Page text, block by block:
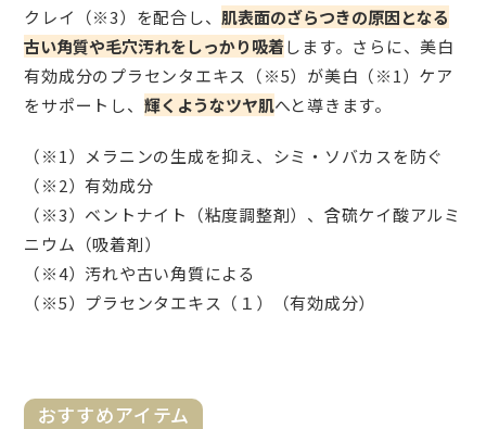
クレイ（※3）を配合し、 肌表面のざらつきの原因となる
古い角質や毛穴汚れをしっかり吸着します。さらに、美白
有効成分のプラセンタエキス（※5）が美白（※1）ケア
をサポートし、 輝くようなツヤ肌へと導きます。
（※1）メラニンの生成を抑え、シミ・ソバカスを防ぐ
（※2）有効成分
（※3）ベントナイト（粘度調整剤）、含硫ケイ酸アルミ
ニウム（吸着剤）
（※4）汚れや古い角質による
（※5）プラセンタエキス（１）（有効成分）
おすすめアイテム